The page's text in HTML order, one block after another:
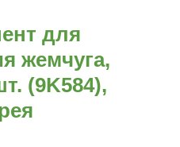
для
жемчуга,
(9K584),